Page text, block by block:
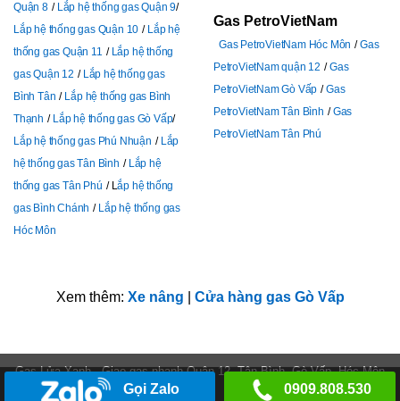
Quận 8
Lắp hệ thống gas Quận 9
Lắp hệ thống gas Quận 10
Lắp hệ
thống gas Quận 11
Lắp hệ thống
gas Quận 12
Lắp hệ thống gas
Bình Tân
Lắp hệ thống gas Bình
Thạnh
Lắp hệ thống gas Gò Vấp
Lắp hệ thống gas Phú Nhuận
Lắp
hệ thống gas Tân Bình
Lắp hệ
thống gas Tân Phú
Lắp hệ thống
gas Bình Chánh
Lắp hệ thống gas
Hóc Môn
Gas PetroVietNam
Gas PetroVietNam Hóc Môn
Gas
PetroVietNam quận 12
Gas
PetroVietNam Gò Vấp
Gas
PetroVietNam Tân Bình
Gas
PetroVietNam Tân Phú
Xem thêm: Xe nâng Cửa hàng gas Gò Vấp
Gas Lửa Xanh - Giao gas nhanh Quận 12, Tân Bình, Gò Vấp, Hóc Môn
Gọi Zalo 0909.808.530